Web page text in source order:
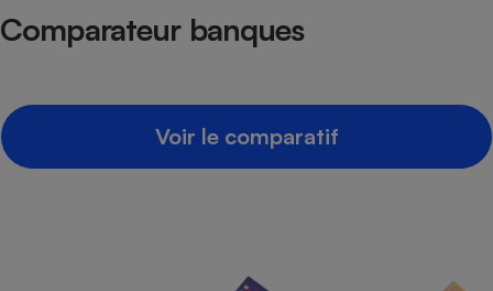
Comparateur banques
Voir le comparatif